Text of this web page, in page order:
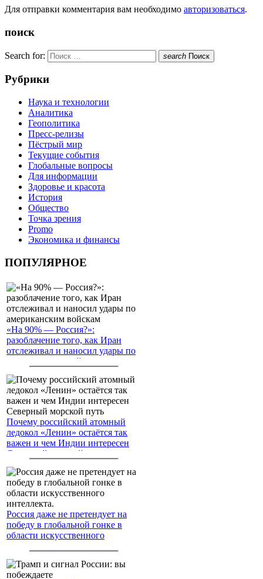
Для отправки комментария вам необходимо авторизоваться.
поиск
Search for: search Поиск
Рубрики
Наука и технологии
Аналитика
Геополитика
Пресс-релизы
Пёстрый мир
Текущие события
Глобальные вопросы
Для информации
Здоровье и красота
История
Общество
Точка зрения
Promo
Экономика и финансы
ПОПУЛЯРНОЕ
«На 90% — Россия?»:
разоблачение того, как Иран
отслеживал и наносил удары по
американским войскам
Почему российский атомный
ледокол «Ленин» остаётся так
важен и чем Индии интересен
Северный морской путь
Россия даже не претендует на
победу в глобальной гонке в
области искусственного